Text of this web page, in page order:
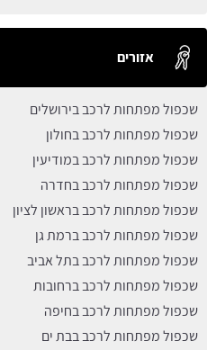
אזורים
שכפול מפתחות לרכב בירושלים
שכפול מפתחות לרכב בחולון
שכפול מפתחות לרכב במודיעין
שכפול מפתחות לרכב בחדרה
שכפול מפתחות לרכב בראשון לציון
שכפול מפתחות לרכב ברמת גן
שכפול מפתחות לרכב בתל אביב
שכפול מפתחות לרכב ברחובות
שכפול מפתחות לרכב בחיפה
שכפול מפתחות לרכב בבת ים